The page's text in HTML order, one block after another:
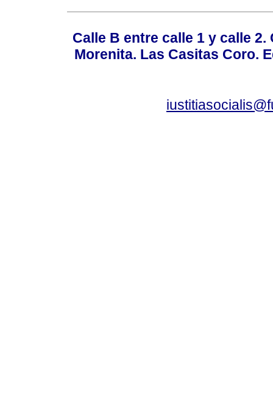
Calle B entre calle 1 y calle
Morenita. Las Casitas Coro.